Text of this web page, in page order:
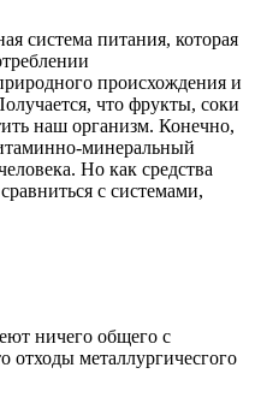
система питания, которая
происхождения и
что фрукты, соки
наш организм. Конечно,
минеральный
Но как средства
с системами,
ничего общего с
металлургичесгого